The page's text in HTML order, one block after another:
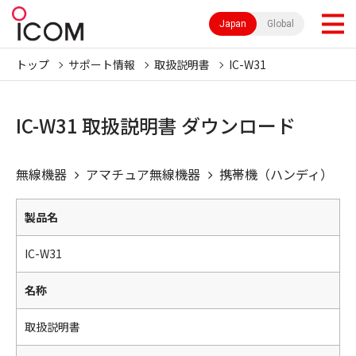
Japan Global
トップ サポート情報 取扱説明書 IC-W31
IC-W31 取扱説明書 ダウンロード
無線機器 アマチュア無線機器 携帯機（ハンディ）
製品名
IC-W31
名称
取扱説明書